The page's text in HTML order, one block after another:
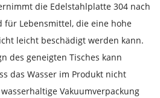
die Edelstahlplatte 304 nach
für Lebensmittel, die eine hohe
leicht beschädigt werden kann.
des geneigten Tisches kann
das Wasser im Produkt nicht
Vakuumverpackung